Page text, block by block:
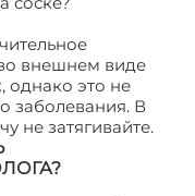
внешнем виде
однако это не
заболевания. В
не затягивайте.